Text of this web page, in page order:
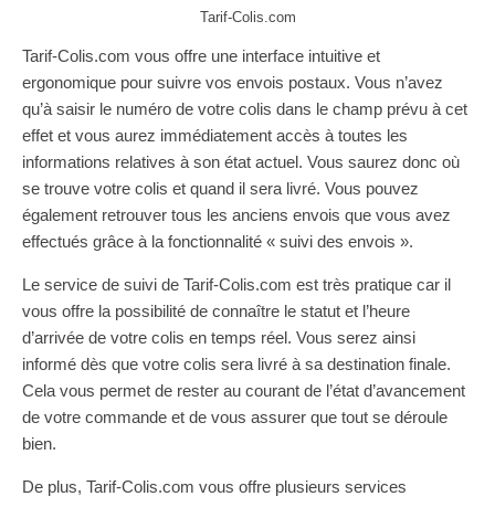
Tarif-Colis.com
Tarif-Colis.com vous offre une interface intuitive et
ergonomique pour suivre vos envois postaux. Vous n’avez
qu’à saisir le numéro de votre colis dans le champ prévu à cet
effet et vous aurez immédiatement accès à toutes les
informations relatives à son état actuel. Vous saurez donc où
se trouve votre colis et quand il sera livré. Vous pouvez
également retrouver tous les anciens envois que vous avez
effectués grâce à la fonctionnalité « suivi des envois ».
Le service de suivi de Tarif-Colis.com est très pratique car il
vous offre la possibilité de connaître le statut et l’heure
d’arrivée de votre colis en temps réel. Vous serez ainsi
informé dès que votre colis sera livré à sa destination finale.
Cela vous permet de rester au courant de l’état d’avancement
de votre commande et de vous assurer que tout se déroule
bien.
De plus, Tarif-Colis.com vous offre plusieurs services